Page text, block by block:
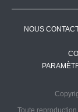
NOUS
Toute